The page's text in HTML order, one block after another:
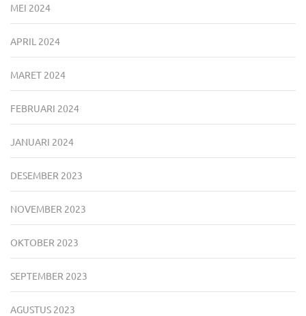
MEI 2024
APRIL 2024
MARET 2024
FEBRUARI 2024
JANUARI 2024
DESEMBER 2023
NOVEMBER 2023
OKTOBER 2023
SEPTEMBER 2023
AGUSTUS 2023